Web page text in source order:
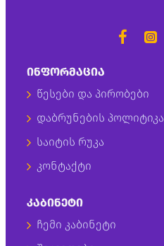
ᲘᲜᲤᲝᲠᲛᲐᲪᲘᲐ
წესები და პირობები
დაბრუნების პოლიტიკა
საიტის რუკა
კონტაქტი
ᲙᲐᲑᲘᲜᲔᲢᲘ
ჩემი კაბინეტი